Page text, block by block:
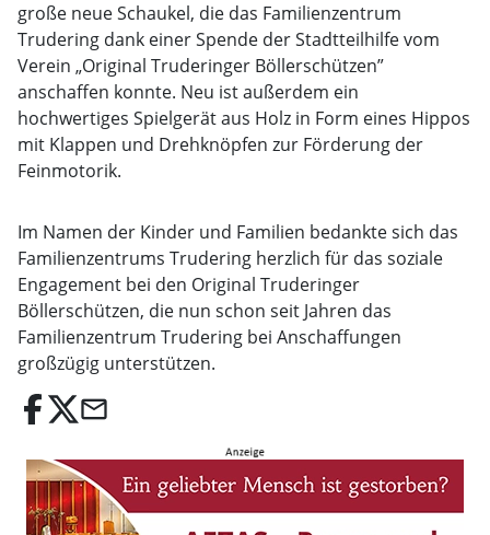
große neue Schaukel, die das Familienzentrum
Trudering dank einer Spende der Stadtteilhilfe vom
Verein „Original Truderinger Böllerschützen”
anschaffen konnte. Neu ist außerdem ein
hochwertiges Spielgerät aus Holz in Form eines Hippos
mit Klappen und Drehknöpfen zur Förderung der
Feinmotorik.
Im Namen der Kinder und Familien bedankte sich das
Familienzentrums Trudering herzlich für das soziale
Engagement bei den Original Truderinger
Böllerschützen, die nun schon seit Jahren das
Familienzentrum Trudering bei Anschaffungen
großzügig unterstützen.
email